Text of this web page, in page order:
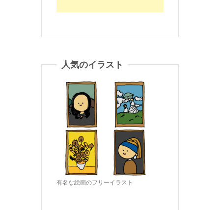
人気のイラスト
有名な絵画のフリーイラスト